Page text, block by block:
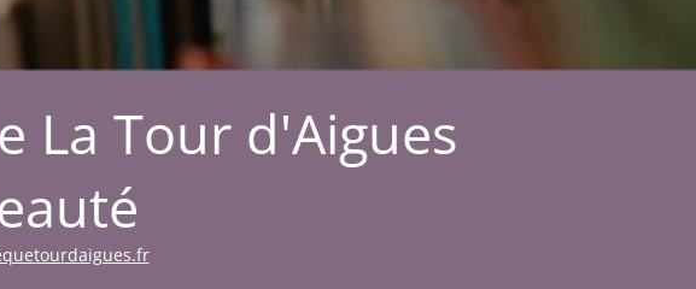
La Tour d'Aigues